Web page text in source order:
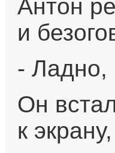
Антон
и
- Ладно,
Он
к